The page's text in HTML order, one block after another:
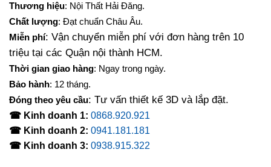
là:
3,000,000₫.
2,400,000₫.
Thương hiệu: Nội Thất Hải Đăng.
Chất lượng: Đạt chuẩn Châu Âu.
Miễn phí: Vận chuyển miễn phí với đơn hàng trên 10
triệu tại các Quận nội thành HCM.
Thời gian giao hàng: Ngay trong ngày.
Bảo hành: 12 tháng.
Đóng theo yêu cầu: Tư vấn thiết kế 3D và lắp đặt.
☎ Kinh doanh 1: 0868.920.921
☎ Kinh doanh 2: 0941.181.181
☎ Kinh doanh 3: 0938.915.322